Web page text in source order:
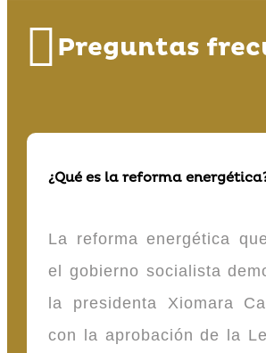
Preguntas
¿Qué es la reforma
La reforma energética
el gobierno socialista
la presidenta Xiomara
con la aprobación de la